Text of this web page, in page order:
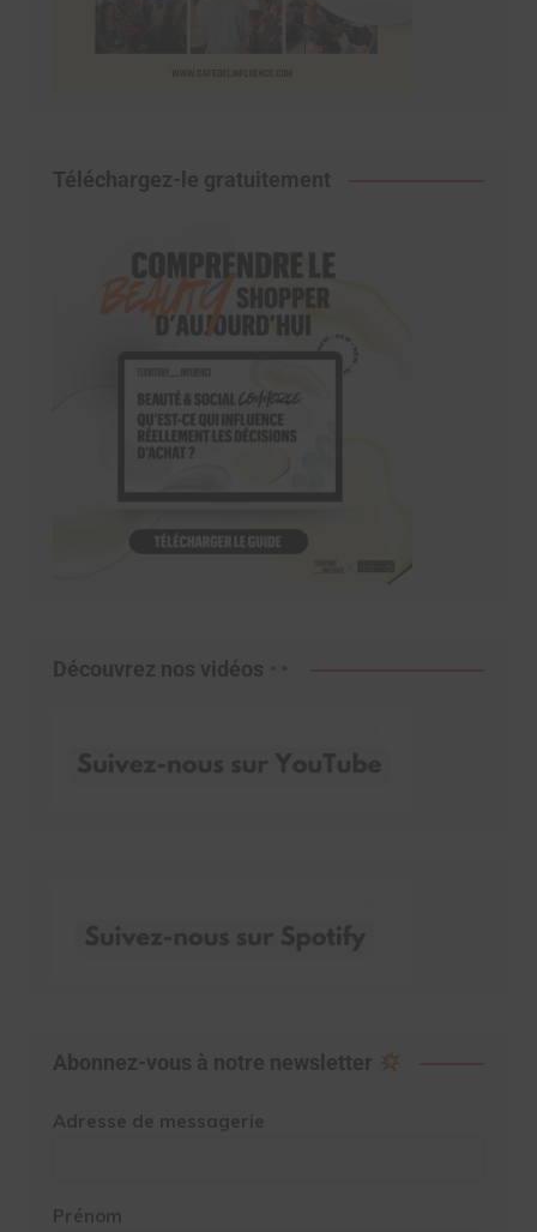
Téléchargez-le gratuitement
Découvrez nos vidéos
Abonnez-vous à notre newsletter
Adresse de messagerie
Prénom